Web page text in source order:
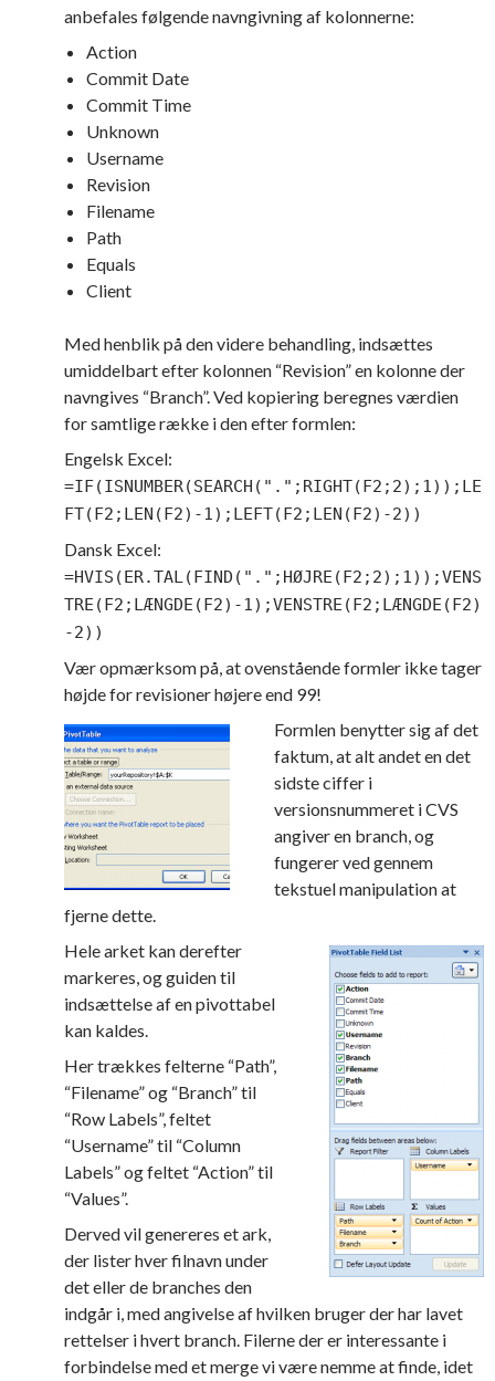
anbefales følgende navngivning af kolonnerne:
Action
Commit Date
Commit Time
Unknown
Username
Revision
Filename
Path
Equals
Client
Med henblik på den videre behandling, indsættes
umiddelbart efter kolonnen “Revision” en kolonne der
navngives “Branch”. Ved kopiering beregnes værdien
for samtlige række i den efter formlen:
Engelsk Excel:
=IF(ISNUMBER(SEARCH(".";RIGHT(F2;2);1));LE
FT(F2;LEN(F2)-1);LEFT(F2;LEN(F2)-2))
Dansk Excel:
=HVIS(ER.TAL(FIND(".";HØJRE(F2;2);1));VENS
TRE(F2;LÆNGDE(F2)-1);VENSTRE(F2;LÆNGDE(F2)
-2))
Vær opmærksom på, at ovenstående formler ikke tager
højde for revisioner højere end 99!
Formlen benytter sig af det
faktum, at alt andet en det
sidste ciffer i
versionsnummeret i CVS
angiver en branch, og
fungerer ved gennem
tekstuel manipulation at
fjerne dette.
Hele arket kan derefter
markeres, og guiden til
indsættelse af en pivottabel
kan kaldes.
Her trækkes felterne “Path”,
“Filename” og “Branch” til
“Row Labels”, feltet
“Username” til “Column
Labels” og feltet “Action” til
“Values”.
Derved vil genereres et ark,
der lister hver filnavn under
det eller de branches den
indgår i, med angivelse af hvilken bruger der har lavet
rettelser i hvert branch. Filerne der er interessante i
forbindelse med et merge vi være nemme at finde, idet